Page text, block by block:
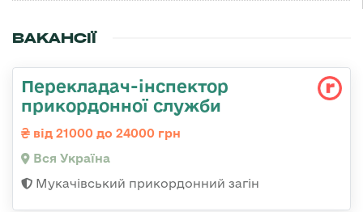
ВАКАНСІЇ
Перекладач-інспектор
прикордонної служби
від 21000 до 24000 грн
Вся Україна
Мукачівський прикордонний загін